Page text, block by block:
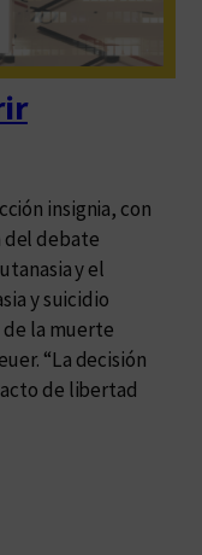
insignia, con
del debate
y el
y suicidio
de la muerte
“La decisión
de libertad